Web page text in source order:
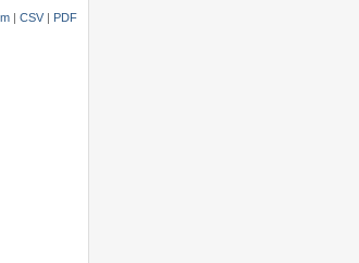
CSV PDF